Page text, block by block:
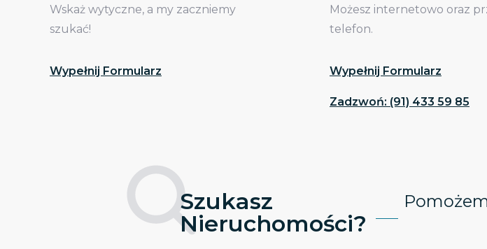
Wskaż wytyczne, a my zaczniemy
szukać!
Wypełnij Formularz
Możesz internetowo oraz
telefon.
Wypełnij Formularz
Zadzwoń: (91) 433 59 85
Szukasz
Nieruchomości?